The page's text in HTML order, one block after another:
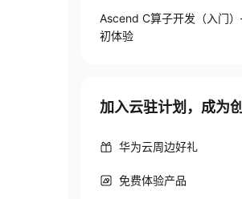
Ascend C算子开发（入门
初体验
加入云驻计划，成为
华为云周边好礼
免费体验产品